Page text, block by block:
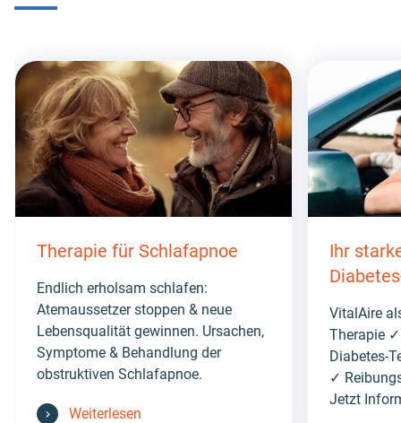
this
section
Therapie für Schlafapnoe
Endlich erholsam schlafen:
Atemaussetzer stoppen & neue
Lebensqualität gewinnen. Ursachen,
Symptome & Behandlung der
obstruktiven Schlafapnoe.
Weiterlesen
Ihr
VitalAire
Therapie
Diabetes-
✓
Jetzt